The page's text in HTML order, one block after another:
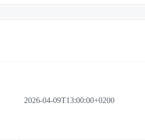
2026-04-09T13:00:00+0200